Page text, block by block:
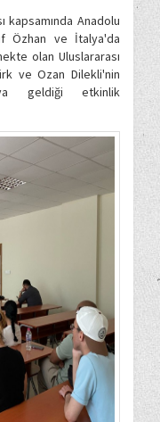
kapsamında Anadolu
Özhan ve İtalya'da
olan Uluslararası
ve Ozan Dilekli'nin
geldiği etkinlik